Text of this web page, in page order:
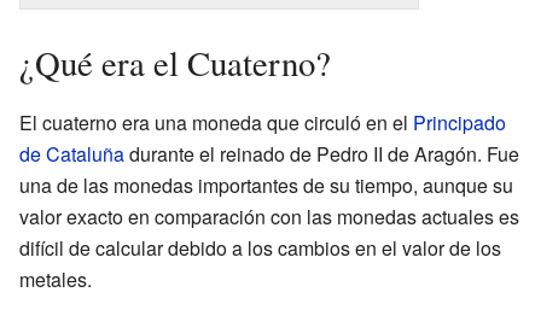
¿Qué era el Cuaterno?
El cuaterno era una moneda que circuló en el Principado
de Cataluñadurante el reinado de Pedro II de Aragón. Fue
una de las monedas importantes de su tiempo, aunque su
valor exacto en comparación con las monedas actuales es
difícil de calcular debido a los cambios en el valor de los
metales.